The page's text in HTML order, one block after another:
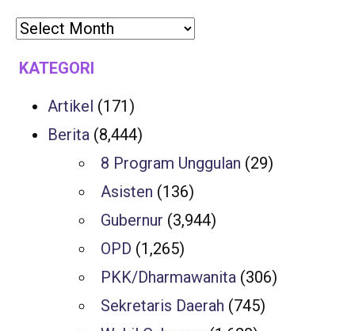
KATEGORI
Artikel (171)
Berita (8,444)
8 Program Unggulan (29)
Asisten (136)
Gubernur (3,944)
OPD (1,265)
PKK/Dharmawanita (306)
Sekretaris Daerah (745)